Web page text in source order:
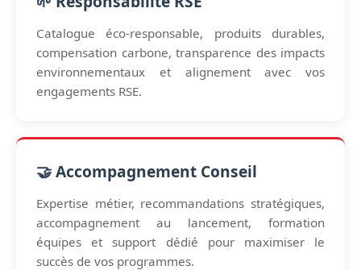
Catalogue éco-responsable, produits durables,
compensation carbone, transparence des impacts
environnementaux et alignement avec vos
engagements RSE.
🤝 Accompagnement Conseil
Expertise métier, recommandations stratégiques,
accompagnement au lancement, formation
équipes et support dédié pour maximiser le
succès de vos programmes.